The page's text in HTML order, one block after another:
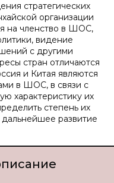
стратегических
организации
на членство в ШОС,
видение
с другими
стран отличаются
и Китая являются
в ШОС, в связи с
характеристику их
степень их
развитие